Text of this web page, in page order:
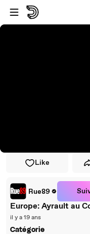
Passer au player
Passer au contenu
Like
Rue89
Europe: Ayrault au
il y a 19 ans
Catégorie